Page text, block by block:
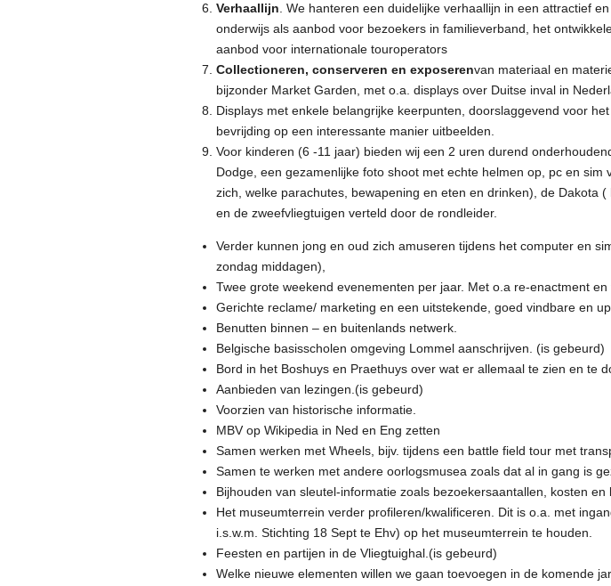
Verhaallijn . We hanteren een duidelijke verhaallijn in een attractief
onderwijs als aanbod voor bezoekers in familieverband, het
aanbod voor internationale touroperators
Collectioneren, conserveren en exposerenvan materiaal en
bijzonder Market Garden, met o.a. displays over Duitse inval in
Displays met enkele belangrijke keerpunten, doorslaggevend voor
bevrijding op een interessante manier uitbeelden.
Voor kinderen (6 -11 jaar) bieden wij een 2 uren durend
Dodge, een gezamenlijke foto shoot met echte helmen op, pc en
zich, welke parachutes, bewapening en eten en drinken), de Dakota
en de zweefvliegtuigen verteld door de rondleider.
Verder kunnen jong en oud zich amuseren tijdens het computer en
zondag middagen),
Twee grote weekend evenementen per jaar. Met o.a re-enactment
Gerichte reclame/ marketing en een uitstekende, goed vindbare en
Benutten binnen – en buitenlands netwerk.
Belgische basisscholen omgeving Lommel aanschrijven. (is gebeurd)
Bord in het Boshuys en Praethuys over wat er allemaal te zien en te
Aanbieden van lezingen.(is gebeurd)
Voorzien van historische informatie.
MBV op Wikipedia in Ned en Eng zetten
Samen werken met Wheels, bijv. tijdens een battle field tour met
Samen te werken met andere oorlogsmusea zoals dat al in gang is
Bijhouden van sleutel-informatie zoals bezoekersaantallen, kosten en
Het museumterrein verder profileren/kwalificeren. Dit is o.a. met
i.s.w.m. Stichting 18 Sept te Ehv) op het museumterrein te houden.
Feesten en partijen in de Vliegtuighal.(is gebeurd)
Welke nieuwe elementen willen we gaan toevoegen in de komende